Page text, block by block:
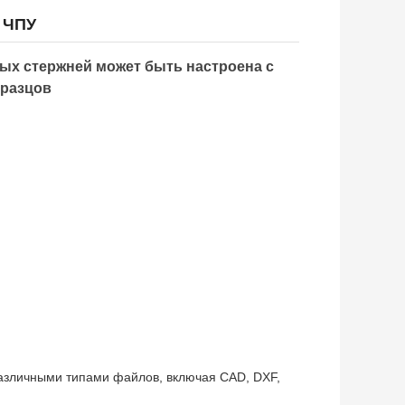
ЧПУ
стержней может быть настроена с
типами файлов, включая CAD, DXF,